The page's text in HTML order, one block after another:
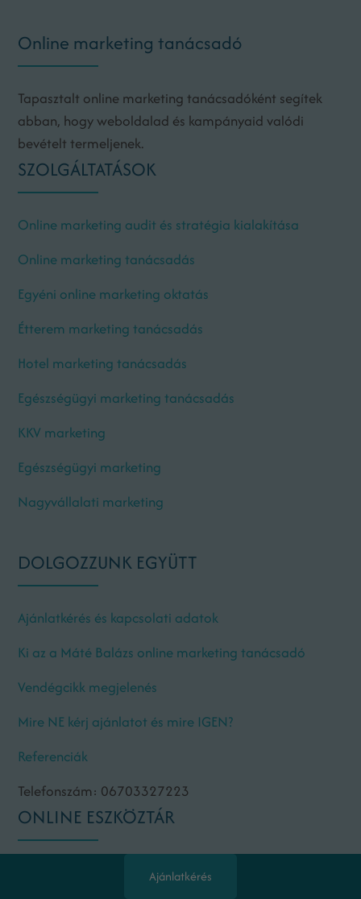
Online marketing tanácsadó
Tapasztalt online marketing tanácsadóként segítek
abban, hogy weboldalad és kampányaid valódi
bevételt termeljenek.
SZOLGÁLTATÁSOK
Online marketing audit és stratégia kialakítása
Online marketing tanácsadás
Egyéni online marketing oktatás
Étterem marketing tanácsadás
Hotel marketing tanácsadás
Egészségügyi marketing tanácsadás
KKV marketing
Egészségügyi marketing
Nagyvállalati marketing
DOLGOZZUNK EGYÜTT
Ajánlatkérés és kapcsolati adatok
Ki az a Máté Balázs online marketing tanácsadó
Vendégcikk megjelenés
Mire NE kérj ajánlatot és mire IGEN?
Referenciák
Telefonszám: 06703327223
ONLINE ESZKÖZTÁR
Közösségi média marketing
Ajánlatkérés